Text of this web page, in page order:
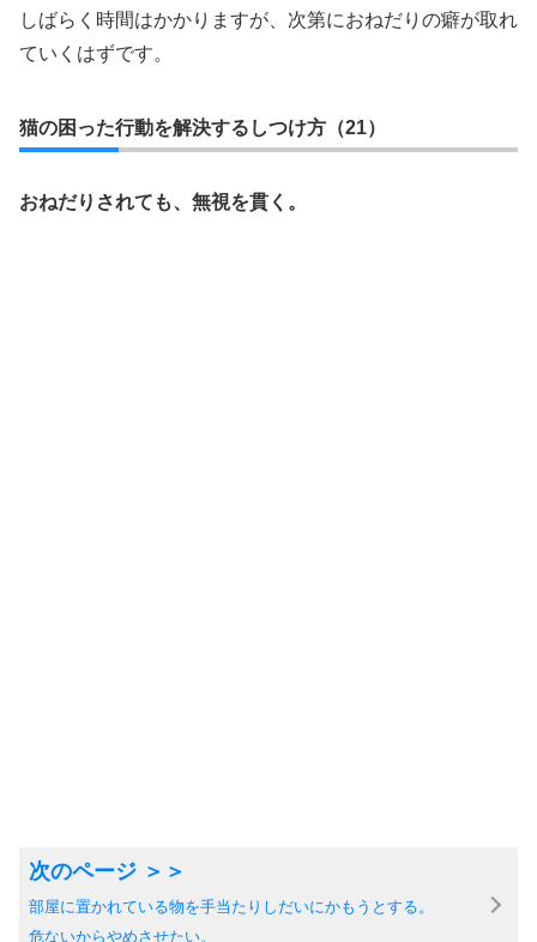
しばらく時間はかかりますが、次第におねだりの癖が取れ
ていくはずです。
猫の困った行動を解決するしつけ方（21）
おねだりされても、無視を貫く。
部屋に置かれている物を手当たりしだいにかもうとする。
危ないからやめさせたい。